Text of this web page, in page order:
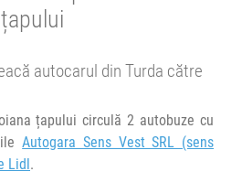
sporturilor
sporturilor
Craiova
o oră înainte de îmbarcare.
Travel :
autocarul din Turda către
țapului circulă 2 autobuze cu
Autogara Sens Vest SRL (sens
Lidl .